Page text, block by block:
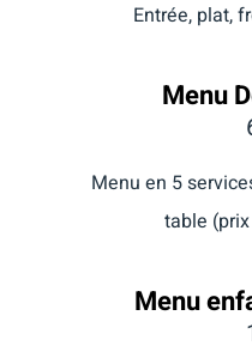
Entrée, plat,
Menu
Menu en 5
table
Menu